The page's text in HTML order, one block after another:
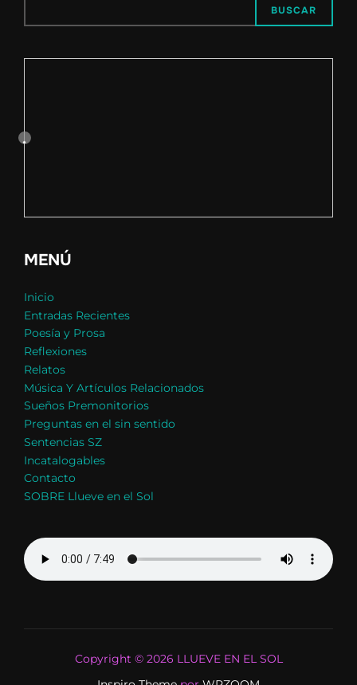
BUSCAR
MENÚ
Inicio
Entradas Recientes
Poesía y Prosa
Reflexiones
Relatos
Música Y Artículos Relacionados
Sueños Premonitorios
Preguntas en el sin sentido
Sentencias SZ
Incatalogables
Contacto
SOBRE Llueve en el Sol
Copyright © 2026 LLUEVE EN EL SOL